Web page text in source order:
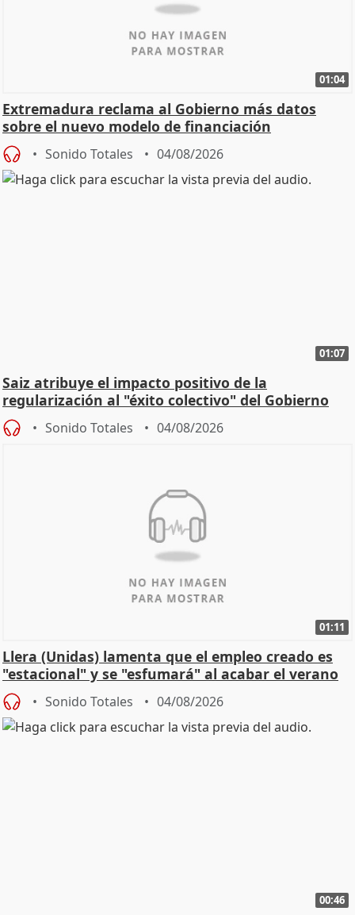
01:04
Extremadura reclama al Gobierno más datos
sobre el nuevo modelo de financiación
Sonido Totales 04/08/2026
01:07
Saiz atribuye el impacto positivo de la
regularización al "éxito colectivo" del Gobierno
Sonido Totales 04/08/2026
01:11
Llera (Unidas) lamenta que el empleo creado es
"estacional" y se "esfumará" al acabar el verano
Sonido Totales 04/08/2026
00:46